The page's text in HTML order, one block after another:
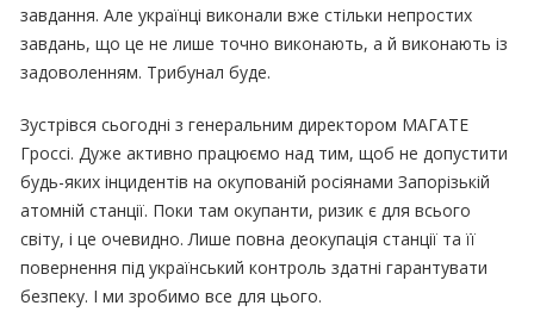
завдання. Але українці виконали вже стільки непростих
завдань, що це не лише точно виконають, а й виконають із
задоволенням. Трибунал буде.
Зустрівся сьогодні з генеральним директором МАГАТЕ
Гроссі. Дуже активно працюємо над тим, щоб не допустити
будь-яких інцидентів на окупованій росіянами Запорізькій
атомній станції. Поки там окупанти, ризик є для всього
світу, і це очевидно. Лише повна деокупація станції та її
повернення під український контроль здатні гарантувати
безпеку. І ми зробимо все для цього.